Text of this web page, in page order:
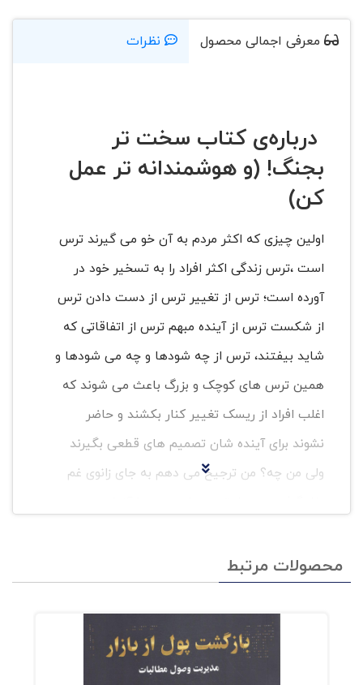
معرفی اجمالی محصول نظرات
درباره‌ی کتاب سخت تر
بجنگ! (و هوشمندانه تر عمل
کن)
اولین چیزی که اکثر مردم به آن خو می گیرند ترس
است ،ترس زندگی اکثر افراد را به تسخیر خود در
آورده است؛ ترس از تغییر ترس از دست دادن ترس
از شکست ترس از آینده مبهم ترس از اتفاقاتی که
شاید بیفتند، ترس از چه شودها و چه می شودها و
همین ترس های کوچک و بزرگ باعث می شوند که
اغلب افراد از ریسک تغییر کنار بکشند و حاضر
نشوند برای آینده شان تصمیم های قطعی بگیرند
ولی من چه؟ من ترجیح می دهم به جای زانوی غم
البته این را هم بگویم که ترس اصلاً و
اصولاً نمی تواند تجربه شرم آوری باشد. در
حقیقت مقداری پارانویا بسیار هم مفید
است. چراکه خطرات واقعی بسیاری آن
محصولات مرتبط